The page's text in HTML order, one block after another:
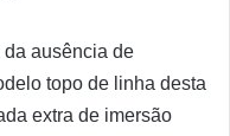
da ausência de
topo de linha desta
extra de imersão